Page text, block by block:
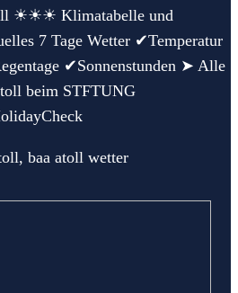
☀☀☀ Klimatabelle und
7 Tage Wetter ✔Temperatur
✔Sonnenstunden ➤ Alle
beim STFTUNG
baa atoll wetter